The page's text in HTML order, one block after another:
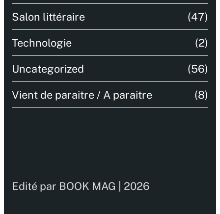
Salon littéraire (47)
Technologie (2)
Uncategorized (56)
Vient de paraitre / A paraitre (8)
Edité par BOOK MAG | 2026